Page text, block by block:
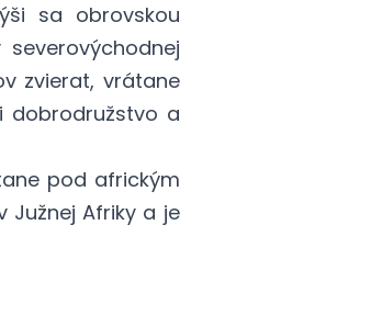
sa obrovskou
zvierat, vrátane
dobrodružstvo a
pod africkým
Južnej Afriky a je